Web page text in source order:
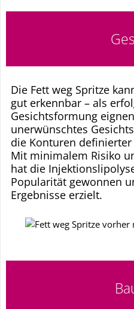
Die Fett weg Spritze
gut erkennbar – als
Gesichtsformung
unerwünschtes
die Konturen
Mit minimalem Risiko
hat die
Popularität gewonnen
Ergebnisse erzielt.